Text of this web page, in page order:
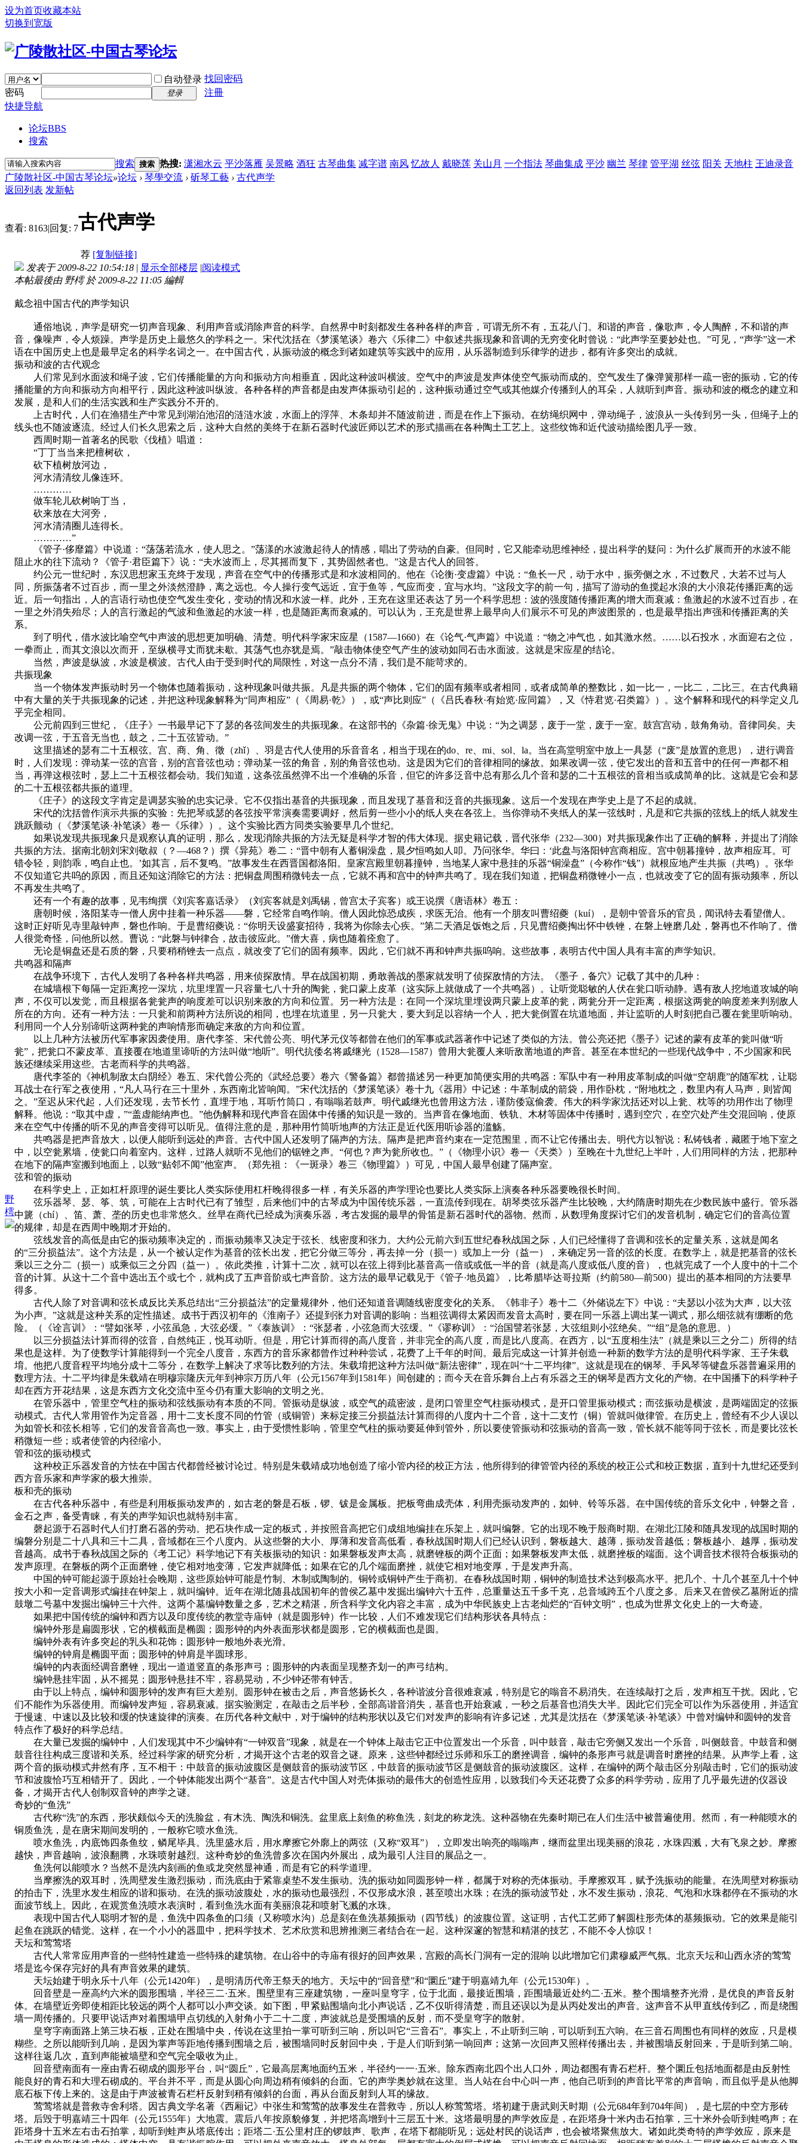
设为首页收藏本站
切换到宽版
自动登录 找回密码
密码
登录
注冊
快捷导航
论坛BBS
搜索
搜索 搜索 热搜: 潇湘水云 平沙落雁 吴景略 酒狂 古琴曲集 减字谱 南风 忆故人 戴晓莲 关山月 一个指法 琴曲集成 平沙 幽兰 琴律 管平湖 丝弦 阳关 天地柱 王迪录音
广陵散社区-中国古琴论坛»论坛 › 琴學交流 › 斫琴工藝 › 古代声学
返回列表 发新帖
查看: 8163|回复: 7古代声学
荐 [复制链接]
野
樗
发表于 2009-8-22 10:54:18 | 显示全部楼层 |阅读模式
本帖最後由 野樗 於 2009-8-22 11:05 編輯
戴念祖中国古代的声学知识
通俗地说，声学是研究一切声音现象、利用声音或消除声音的科学。自然界中时刻都发生各种各样的声音，可谓无所不有，五花八门。和谐的声音，像歌声，令人陶醉，不和谐的声
音，像噪声，令人烦躁。声学是历史上最悠久的学科之一。宋代沈括在《梦溪笔谈》卷六《乐律二》中叙述共振现象和音调的无穷变化时曾说：“此声学至要妙处也。”可见，“声学”这一术
语在中国历史上也是最早定名的科学名词之一。在中国古代，从振动波的概念到诸如建筑等实践中的应用，从乐器制造到乐律学的进步，都有许多突出的成就。
振动和波的古代观念
人们常见到水面波和绳子波，它们传播能量的方向和振动方向相垂直，因此这种波叫横波。空气中的声波是发声体使空气振动而成的。空气发生了像弹簧那样一疏一密的振动，它的传
播能量的方向和振动方向相平行，因此这种波叫纵波。各种各样的声音都是由发声体振动引起的，这种振动通过空气或其他媒介传播到人的耳朵，人就听到声音。振动和波的概念的建立和
发展，是和人们的生活实践和生产实践分不开的。
上古时代，人们在渔猎生产中常见到湖泊池沼的涟涟水波，水面上的浮萍、木条却并不随波前进，而是在作上下振动。在纺绳织网中，弹动绳子，波浪从一头传到另一头，但绳子上的
线头也不随波逐流。经过人们长久思索之后，这种大自然的美终于在新石器时代波匠师以艺术的形式描画在各种陶土工艺上。这些纹饰和近代波动描绘图几乎一致。
西周时期一首著名的民歌《伐植》唱道：
“丁丁当当来把檀树砍，
砍下植树放河边，
河水清清纹儿像连环。
…………
做车轮儿砍树响丁当，
砍来放在大河旁，
河水清清圈儿连得长。
…………”
《管子·侈靡篇》中说道：“荡荡若流水，使人思之。”荡漾的水波激起待人的情感，唱出了劳动的自豪。但同时，它又能牵动思维神经，提出科学的疑问：为什么扩展而开的水波不能
阻止水的往下流动？《管子·君臣篇下》说：“夫水波而上，尽其摇而复下，其势固然者也。”这是古代人的回答。
约公元一世纪时，东汉思想家玉充终于发现，声音在空气中的传播形式是和水波相同的。他在《论衡·变虚篇》中说：“鱼长一尺，动于水中，振旁侧之水，不过数尺，大若不过与人
同，所振荡者不过百步，而一里之外淡然澄静，离之远也。今人操行变气远近，宜于鱼等，气应而变，宜与水均。”这段文字的前一句，描写了游动的鱼搅起水浪的大小浪花传播距离的远
近。后一句指出，人的言语行动也使空气发生变化，变动的情况和水波一样。此外，王充在这里还表达了另一个科学思想：波的强度随传播距离的增大而衰减：鱼激起的水波不过百步，在
一里之外消失殆尽；人的言行激起的气波和鱼激起的水波一样，也是随距离而衰减的。可以认为，王充是世界上最早向人们展示不可见的声波图景的，也是最早指出声强和传播距离的关
系。
到了明代，借水波比喻空气中声波的思想更加明确、清楚。明代科学家宋应星（1587—1660）在《论气·气声篇》中说道：“物之冲气也，如其激水然。……以石投水，水面迎右之位，
一拳而止，而其文浪以次而开，至纵横寻丈而犹未歇。其荡气也亦犹是焉。”敲击物体使空气产生的波动如同石击水面波。这就是宋应星的结论。
当然，声波是纵波，水波是横波。古代人由于受到时代的局限性，对这一点分不清，我们是不能苛求的。
共振现象
当一个物体发声振动时另一个物体也随着振动，这种现象叫做共振。凡是共振的两个物体，它们的固有频率或者相同，或者成简单的整数比，如一比一，一比二，二比三。在古代典籍
中有大量的关于共振现象的记述，并把这种现象解释为“同声相应”（《周易·乾》），或“声比则应”（《吕氏春秋·有始览·应同篇》，又《恃君览·召类篇》）。这个解释和现代的科学定义几
乎完全相同。
公元前四到三世纪，《庄子》一书最早记下了瑟的各弦间发生的共振现象。在这部书的《杂篇·徐无鬼》中说：“为之调瑟，废于一堂，废于一室。鼓宫宫动，鼓角角动。音律同矣。夫
改调一弦，于五音无当也，鼓之，二十五弦皆动。”
这里描述的瑟有二十五根弦。宫、商、角、徵（zhǐ）、羽是古代人使用的乐音音名，相当于现在的do、re、mi、sol、la。当在高堂明室中放上一具瑟（“废”是放置的意思），进行调音
时，人们发现：弹动某一弦的宫音，别的宫音弦也动；弹动某一弦的角音，别的角音弦也动。这是因为它们的音律相同的缘故。如果改调一弦，使它发出的音和五音中的任何一声都不相
当，再弹这根弦时，瑟上二十五根弦都会动。我们知道，这条弦虽然弹不出一个准确的乐音，但它的许多泛音中总有那么几个音和瑟的二十五根弦的音相当或成简单的比。这就是它会和瑟
的二十五根弦都共振的道理。
《庄子》的这段文字肯定是调瑟实验的忠实记录。它不仅指出基音的共振现象，而且发现了基音和泛音的共振现象。这后一个发现在声学史上是了不起的成就。
宋代的沈括曾作演示共振的实验：先把琴或瑟的各弦按平常演奏需要调好，然后剪一些小小的纸人夹在各弦上。当你弹动不夹纸人的某一弦线时，凡是和它共振的弦线上的纸人就发生
跳跃颤动（《梦溪笔谈·补笔谈》卷一《乐律》）。这个实验比西方同类实验要早几个世纪。
如果说发现共振现象只是观察认真的证明，那么，发现消除共振的方法无疑是科学才智的伟大体现。据史籍记载，晋代张华（232—300）对共振现象作出了正确的解释，并提出了消除
共振的方法。据南北朝刘宋刘敬叔（？—468？）撰《异苑》卷二：“晋中朝有人蓄铜澡盘，晨夕恒鸣如人叩。乃问张华。华曰：‘此盘与洛阳钟宫商相应。宫中朝暮撞钟，故声相应耳。可
错令轻，则韵乖，鸣自止也。’如其言，后不复鸣。”故事发生在西晋国都洛阳。皇家宫殿里朝暮撞钟，当地某人家中悬挂的乐器“铜澡盘”（今称作“钱”）就根应地产生共振（共鸣）。张华
不仅知道它共呜的原因，而且还知这消除它的方法：把铜盘周围稍微钝去一点，它就不再和宫中的钟声共鸣了。现在我们知道，把铜盘稍微锉小一点，也就改变了它的固有振动频率，所以
不再发生共鸣了。
还有一个有趣的故事，见韦绚撰《刘宾客嘉话录》（刘宾客就是刘禹锡，曾宫太子宾客）或王说撰《唐语林》卷五：
唐朝时候，洛阳某寺一僧人房中挂着一种乐器——磐，它经常自鸣作响。僧人因此惊恐成疾，求医无治。他有一个朋友叫曹绍夔（kuí），是朝中管音乐的官员，闻讯特去看望僧人。
这时正好听见寺里敲钟声，磐也作响。于是曹绍夔说：“你明天设盛宴招待，我将为你除去心疾。”第二天酒足饭饱之后，只见曹绍夔掏出怀中铁锉，在磐上锉磨几处，磐再也不作响了。僧
人很觉奇怪，问他所以然。曹说：“此磐与钟律合，故击彼应此。”僧大喜，病也随着痊愈了。
无论是铜盘还是石质的磐，只要稍稍锉去一点点，就改变了它们的固有频率。因此，它们就不再和钟声共振呜响。这些故事，表明古代中国人具有丰富的声学知识。
共鸣器和隔声
在战争环境下，古代人发明了各种各样共鸣器，用来侦探敌情。早在战国初期，勇敢善战的墨家就发明了侦探敌情的方法。《墨子，备穴》记载了其中的几种：
在城墙根下每隔一定距离挖一深坑，坑里埋置一只容量七八十升的陶瓮，瓮口蒙上皮革（这实际上就做成了一个共鸣器）。让听觉聪敏的人伏在瓮口听动静。遇有敌人挖地道攻城的响
声，不仅可以发觉，而且根据各瓮瓮声的响度差可以识别来敌的方向和位置。另一种方法是：在同一个深坑里埋设两只蒙上皮革的瓮，两瓮分开一定距离，根据这两瓮的响度差来判别敌人
所在的方向。还有一种方法：一只瓮和前两种方法所说的相同，也埋在坑道里，另一只瓮大，要大到足以容纳一个人，把大瓮倒置在坑道地面，并让监听的人时刻把自己覆在瓮里听响动。
利用同一个人分别谛听这两种瓮的声响情形而确定来敌的方向和位置。
以上几种方法被历代军事家因袭使用。唐代李筌、宋代曾公亮、明代茅元仪等都曾在他们的军事或武器著作中记述了类似的方法。曾公亮还把《墨子》记述的蒙有皮革的瓮叫做“听
瓮”，把瓮口不蒙皮革、直接覆在地道里谛听的方法叫做“地听”。明代抗倭名将戚继光（1528—1587）曾用大瓮覆人来听敌凿地道的声音。甚至在本世纪的一些现代战争中，不少国家和民
族还继续采用这些。古老而科学的共鸣器。
唐代李筌的《神机制敌太白阴经》卷五、宋代曾公亮的《武经总要》卷六《警备篇》都曾描述另一种更加简便实用的共鸣器：军队中有一种用皮革制成的叫做“空胡鹿”的随军枕，让聪
耳战士在行军之夜使用，“凡人马行在三十里外，东西南北皆响闻。”宋代沈括的《梦溪笔谈》卷十九《器用》中记述：牛革制成的箭袋，用作卧枕，“附地枕之，数里内有人马声，则皆闻
之。”至迟从宋代起，人们还发现，去节长竹，直埋于地，耳听竹筒口，有嗡嗡若鼓声。明代戚继光也曾用这方法，谨防倭寇偷袭。伟大的科学家沈括还对以上瓮、枕等的功用作出了物理
解释。他说：“取其中虚，”“盖虚能纳声也。”他伪解释和现代声音在固体中传播的知识是一致的。当声音在像地面、铁轨、木材等固体中传播时，遇到空穴，在空穴处产生交混回响，使原
来在空气中传播的听不见的声音变得可以听见。值得注意的是，那种用竹筒听地声的方法正是近代医用听诊器的滥觞。
共鸣器是把声音放大，以便人能听到远处的声音。古代中国人还发明了隔声的方法。隔声是把声音约束在一定范围里，而不让它传播出去。明代方以智说：私铸钱者，藏匿于地下室之
中，以空瓮累墙，使瓮口向着室内。这样，过路人就听不见他们的锯锉之声。“何也？声为瓮所收也。”（《物理小识》卷一《天类》）至晚在十九世纪上半叶，人们用同样的方法，把那种
在地下的隔声室搬到地面上，以致“贴邻不闻”他室声。（郑先祖：《一斑录》卷三《物理篇》）可见，中国人最早创建了隔声室。
弦和管的振动
在科学史上，正如杠杆原理的诞生要比人类实际使用杠杆晚得很多一样，有关乐器的声学理论也要比人类实际上演奏各种乐器要晚很长时间。
弦乐器琴、瑟、筝、筑，可能在上古时代已有了雏型，后来他们中的古琴成为中国传统乐器，一直流传到现在。胡琴类弦乐器产生比较晚，大约隋唐时期先在少数民族中盛行。管乐器
中篪（chí）、笛、萧、垄的历史也非常悠久。丝早在商代已经成为演奏乐器，考古发掘的最早的骨笛是新石器时代的器物。然而，从数理角度探讨它们的发音机制，确定它们的音高位置
的规律，却是在西周中晚期才开始的。
弦线发音的高低是由它的振动频率决定的，而振动频率又决定于弦长、线密度和张力。大约公元前六到五世纪春秋战国之际，人们已经懂得了音调和弦长的定量关系，这就是闻名
的“三分损益法”。这个方法是，从一个被认定作为基音的弦长出发，把它分做三等分，再去掉一分（损一）或加上一分（益一），来确定另一音的弦的长度。在数学上，就是把基音的弦长
乘以三之分二（损一）或乘似三之分四（益一）。依此类推，计算十二次，就可以在弦上得到比基音高一倍或或低一半的音（就是高八度或低八度的音），也就完成了一个人度中的十二个
音的计算。从这十二个音中选出五个或七个，就构戌了五声音阶或七声音阶。这方法的最早记载见于《管子·地员篇》，比希腊毕达哥拉斯（约前580—前500）提出的基本相同的方法要早
得多。
古代人除了对音调和弦长成反比关系总结出“三分损益法”的定量规律外，他们还知道音调随线密度变化的关系。《韩非子》卷十二《外储说左下》中说：“夫瑟以小弦为大声，以大弦
为小声。”这就是这种关系的定性描述。成书于西汉初年的《淮南子》还提到张力对音调的影响：当粗弦调得太紧因而发音太高时，要在同一乐器上调出某一调式，那么细弦就有绷断的危
险。（《诠言训》：“譬如张琴，小弦虽急，大弦必缓。”《泰族训》：“张瑟者，小弦急而大弦缓。”《谬称训》：“治国譬若张瑟，大弦组则小弦绝矣。”“组”是急的意思。）
以三分损益法计算而得的弦音，自然纯正，悦耳动听。但是，用它计算而得的高八度音，并非完全的高八度，而是比八度高。在西方，以“五度相生法”（就是乘以三之分二）所得的结
果也是这样。为了使数学计算能得到一个完全八度音，东西方的音乐家都曾作过种种尝试，花费了上千年的时间。最后完成这一计算并创造一种新的数学方法的是明代科学家、王子朱载
堉。他把八度音程平均地分成十二等分，在数学上解决了求等比数列的方法。朱载堉把这种方法叫做“新法密律”，现在叫“十二平均律”。这就是现在的钢琴、手风琴等键盘乐器普遍采用的
数理方法。十二平均律是朱载靖在明穆宗隆庆元年到神宗万历八年（公元1567年到1581年）间创建的；而今天在音乐舞台上占有乐器之王的钢琴是西方文化的产物。在中国播下的科学种子
却在西方开花结果，这是东西方文化交流中至今仍有重大影响的文明之光。
在管乐器中，管里空气柱的振动和弦线振动有本质的不同。管振动是纵波，或空气的疏密波，是闭口管里空气柱振动模式，是开口管里振动模式；而弦振动是横波，是两端固定的弦振
动模式。古代人常用管作为定音器，用十二支长度不同的竹管（或铜管）来标定接三分损益法计算而得的八度内十二个音，这十二支竹（铜）管就叫做律管。在历史上，曾经有不少人误以
为如管长和弦长相等，它们的发音音高也一致。事实上，由于受惯性影响，管里空气柱的振动要延伸到管外，所以要使管振动和弦振动的音高一致，管长就不能等同于弦长，而是要比弦长
稍微短一些；或者使管的内径缩小。
管和弦的振动模式
这种校正乐器发音的方怯在中国古代都曾经被讨论过。特别是朱载靖成功地创造了缩小管内径的校正方法，他所得到的律管管内径的系统的校正公式和校正数据，直到十九世纪还受到
西方音乐家和声学家的极大推崇。
板和壳的振动
在古代各种乐器中，有些是利用板振动发声的，如古老的磐是石板，锣、钹是金属板。把板弯曲成壳体，利用壳振动发声的，如钟、铃等乐器。在中国传统的音乐文化中，钟磐之音，
金石之声，备受青睐，有关的声学知识也就特别丰富。
磬起源于石器时代人们打磨石器的劳动。把石块作成一定的板式，并按照音高把它们成组地编挂在乐架上，就叫编磐。它的出现不晚于殷商时期。在湖北江陵和随具发现的战国时期的
编磐分别是二十八具和三十二具，音域都在三个八度内。从这些磐的大小、厚薄和发音高低看，春秋战国时期人们已经认识到，磐板越大、越薄，振动发音越低；磐板越小、越厚，振动发
音越高。成书于春秋战国之际的《考工记》科学地记下有关板振动的知识：如果磐板发声太高，就磨锉板的两个正面；如果磐板发声太低，就磨挫板的端面。这个调音技术很符合板振动的
发声原理。在磐板的两个正面磨锉，使它相对地变薄，它发声就降低；如果在它的几个端面磨挫，就使它相对地变厚，于是发声升高。
中国的钟可能起源于原始社会晚期，这些原始钟可能是竹制、木制或陶制的。铜铃或铜钟产生于商初。在春秋战国时期，铜钟的制造技术达到极高水平。把几个、十几个甚至几十个钟
按大小和一定音调形式编挂在钟架上，就叫编钟。近年在湖北随县战国初年的曾侯乙墓中发掘出编钟六十五件，总重量达五千多千克，总音域跨五个八度之多。后来又在曾侯乙墓附近的擂
鼓墩二号墓中发掘出编钟三十六件。这两个墓编钟数量之多，艺术之精湛，所含科学文化内容之丰富，成为中华民族史上古老灿烂的“百钟文明”，也成为世界文化史上的一大奇迹。
如果把中国传统的编钟和西方以及印度传统的教堂寺庙钟（就是圆形钟）作一比较，人们不难发现它们结构形状各具特点：
编钟外形是扁圆形状，它的横截面是椭圆；圆形钟的内外表面形状都是圆形，它的横截面也是圆。
编钟外表有许多突起的乳头和花饰；圆形钟一般地外表光滑。
编钟的钟肩是椭圆平面；圆形钟的钟肩是半圆球形。
编钟的内表面经调音磨锉，现出一道道竖直的条形声弓；圆形钟的内表面呈现整齐划一的声弓结构。
编钟悬挂牢固，从不摇晃；圆形钟悬挂不牢，容易晃动，不少钟还带有钟舌。
由于以上特点，编钟和圆形钟的发声有巨大差别。圆形钟在被击之后，声音悠扬长久，各种谐波分音很难衰减，特别是它的嗡音不易消失。在连续敲打之后，发声相互干扰。因此，它
们不能作为乐器使用。而编钟发声短，容易衰减。据实验测定，在敲击之后半秒，全部高谐音消失，基音也开始衰减，一秒之后基音也消失大半。因此它们完全可以作为乐器使用，并适宜
于慢速、中速以及比较和缓的快速旋律的演奏。在历代各种文献中，对于编钟的结构形状以及它们对发声的影响有许多记述，尤其是沈括在《梦溪笔谈·补笔谈》中曾对编钟和圆钟的发音
特点作了极好的科学总结。
在大量已发掘的编钟中，人们发现其中不少编钟有“一钟双音”现象，就是在一个钟体上敲击它正中位置发出一个乐音，叫中鼓音，敲击它旁侧又发出一个乐音，叫侧鼓音。中鼓音和侧
鼓音往往构成三度谐和关系。经过科学家的研究分析，才揭开这个古老的双音之谜。原来，这些钟都经过乐师和乐工的磨挫调音，编钟的条形声弓就是调音时磨挫的结果。从声学上看，这
两个音的振动模式井然有序，互不相干：中鼓音的振动波腹区是侧鼓音的振动波节区，中鼓音的振动波节区是侧鼓音的振动波腹区。这样，在编钟的两个敲击区分别敲击时，它们的振动波
节和波腹恰巧互相错开了。因此，一个钟体能发出两个“基音”。这是古代中国人对壳体振动的最伟大的创造性应用，以致我们今天还花费了众多的科学劳动，应用了几乎最先进的仪器设
备，才揭开古代人创制双音钟的声学之谜。
奇妙的“鱼洗”
古代称“洗”的东西，形状颇似今天的洗脸盆，有木洗、陶洗和铜洗。盆里底上刻鱼的称鱼洗，刻龙的称龙洗。这种器物在先秦时期已在人们生活中被普遍使用。然而，有一种能喷水的
铜质鱼洗，是在唐宋期间发明的，一般称它喷水鱼洗。
喷水鱼洗，内底饰四条鱼纹，鳞尾毕具。洗里盛水后，用水摩擦它外廓上的两弦（又称“双耳”），立即发出响亮的嗡嗡声，继而盆里出现美丽的浪花，水珠四溅，大有飞泉之妙。摩擦
越快，声音越响，波浪翻腾，水珠喷射越烈。这种奇妙的鱼洗曾多次在国内外展出，成为最引人注目的展品之一。
鱼洗何以能喷水？当然不是洗内刻画的鱼或龙突然显神通，而是有它的科学道理。
当摩擦洗的双耳时，洗周壁发生激烈振动，而洗底由于紧靠桌垫不发生振动。洗的振动如同圆形钟一样，都属于对称的壳体振动。手摩擦双耳，赋予洗振动的能量。在洗周壁对称振动
的拍击下，洗里水发生相应的谐和振动。在洗的振动波腹处，水的振动也最强烈，不仅形成水浪，甚至喷出水珠；在洗的振动波节处，水不发生振动，浪花、气泡和水珠都停在不振动的水
面波节线上。因此，在观赏鱼洗喷水表演时，看到鱼洗水面有美丽浪花和喷射飞溅的水珠。
表现中国古代人聪明才智的是，鱼洗中四条鱼的口须（又称喷水沟）总是刻在鱼洗基频振动（四节线）的波腹位置。这证明，古代工艺师了解圆柱形壳体的基频振动。它的效果是能引
起鱼在跳跃的错觉。这样，在一个小小的器皿中，把科学技术、艺术欣赏和思辨推测三者结合在一起。这种深邃的智慧和精湛的技艺，不能不令人惊叹！
天坛和莺莺塔
古代人常常应用声音的一些特性建造一些特殊的建筑物。在山谷中的寺庙有很好的回声效果，宫殿的高长门洞有一定的混响 以此增加它们肃穆威严气氛。北京天坛和山西永济的莺莺
塔是迄今保存完好的具有声音效果的建筑。
天坛始建于明永乐十八年（公元1420年），是明清历代帝王祭天的地方。天坛中的“回音壁”和“圜丘”建于明嘉靖九年（公元1530年）。
回音壁是一座高约六米的圆形围墙，半径三二·五米。围壁里有三座建筑物，一座叫皇穹字，位于北面，最接近围墙，距围墙最近处约二·五米。整个围墙整齐光滑，是优良的声音反射
体。在墙壁近旁即使相距比较远的两个人都可以小声交谈。如下图，甲紧贴围墙向北小声说话，乙不仅听得清楚，而且还误以为是从丙处发出的声音。这声音不从甲直线传到乙，而是绕围
墙一周传播的。只要甲说话声对着围墙甲点切线的入射角小于二十二度，声波就总是受围墙的反射，而不受皇穹字的散射。
皇穹字南面路上第三块石板，正处在围墙中央，传说在这里拍一掌可听到三响，所以叫它“三音石”。事实上，不止听到三响，可以听到五六响。在三音石周围也有同样的效应，只是模
糊些。之所以能听到几响，是因为掌声等距地传播到围墙之后，被围墙同时反射回中央，于是人们听到第一响回声；这第一次回声又照样传播出去，并被围墙反射回来，于是听到第二响。
这样往返几次，直到声能被墙壁和空气完全吸收为止。
回音壁南面有一座由青石砌成的圆形平台，叫“圆丘”，它最高层离地面约五米，半径约一一·五米。除东西南北四个出人口外，周边都围有青石栏杆。整个圜丘包括地面都是由反射性
能良好的青石和大理石砌成的。平台并不平，而是从圆心向周边稍有倾斜的台面。它的声学奥妙就在这里。当人站在台中心叫一声，他自己听到的声音比平常的声音响，而且似乎是从他脚
底石板下传上来的。这是由于声波被青石栏杆反射到稍有倾斜的台面，再从台面反射到人耳的缘故。
莺莺塔就是普救寺舍利塔。因古典文学名著《西厢记》中张生和莺莺的故事发生在普救寺，所以人称莺莺塔。塔初建于唐武则天时期（公元684年到704年间），是七层的中空方形砖
塔。后毁于明嘉靖三十四年（公元1555年）大地震。震后八年按原貌修复，并把塔高增到十三层五十米。这塔最明显的声学效应是，在距塔身十米内击石拍掌，三十米外会听到蛙鸣声；在
距塔身十五米左右击石拍掌，却听到蛙声从塔底传出；距塔二·五公里村庄的锣鼓声、歌声，在塔下都能听见；远处村民的说话声，也会被塔聚焦放大。诸如此类奇特的声学效应，原来是